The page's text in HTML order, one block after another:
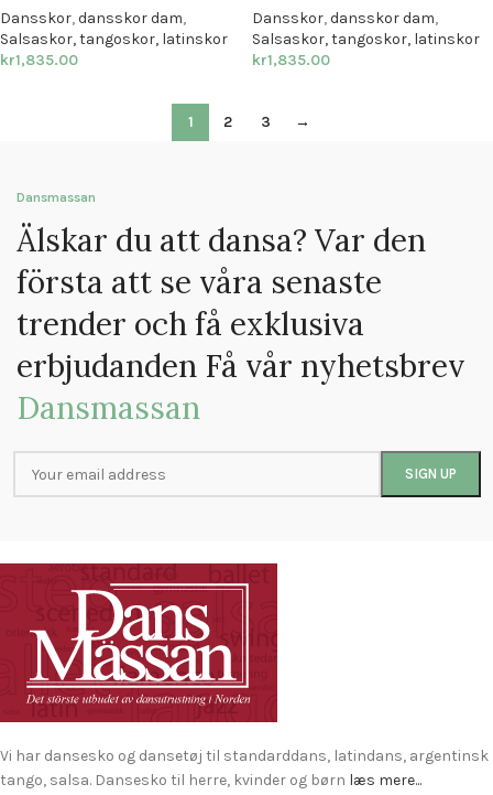
Dansskor,dansskor dam,
Salsaskor, tangoskor, latinskor
kr1,835.00
Dansskor,dansskor dam,
Salsaskor, tangoskor, latinskor
kr1,835.00
1 2 3 →
Dansmassan
Älskar du att dansa? Var den
första att se våra senaste
trender och få exklusiva
erbjudanden Få vår nyhetsbrev
Dansmassan
Vi har dansesko og dansetøj til standarddans, latindans, argentinsk
tango, salsa. Dansesko til herre, kvinder og børn læs mere...